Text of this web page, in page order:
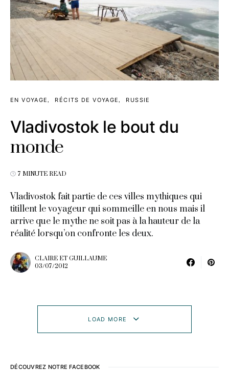
EN VOYAGE RÉCITS DE VOYAGE RUSSIE
Vladivostok le bout du
monde
7 MINUTE READ
Vladivostok fait partie de ces villes mythiques qui
titillent le voyageur qui sommeille en nous mais il
arrive que le mythe ne soit pas à la hauteur de la
réalité lorsqu’on confronte les deux.
CLAIRE ET GUILLAUME
03/07/2012
LOAD MORE
DÉCOUVREZ NOTRE FACEBOOK